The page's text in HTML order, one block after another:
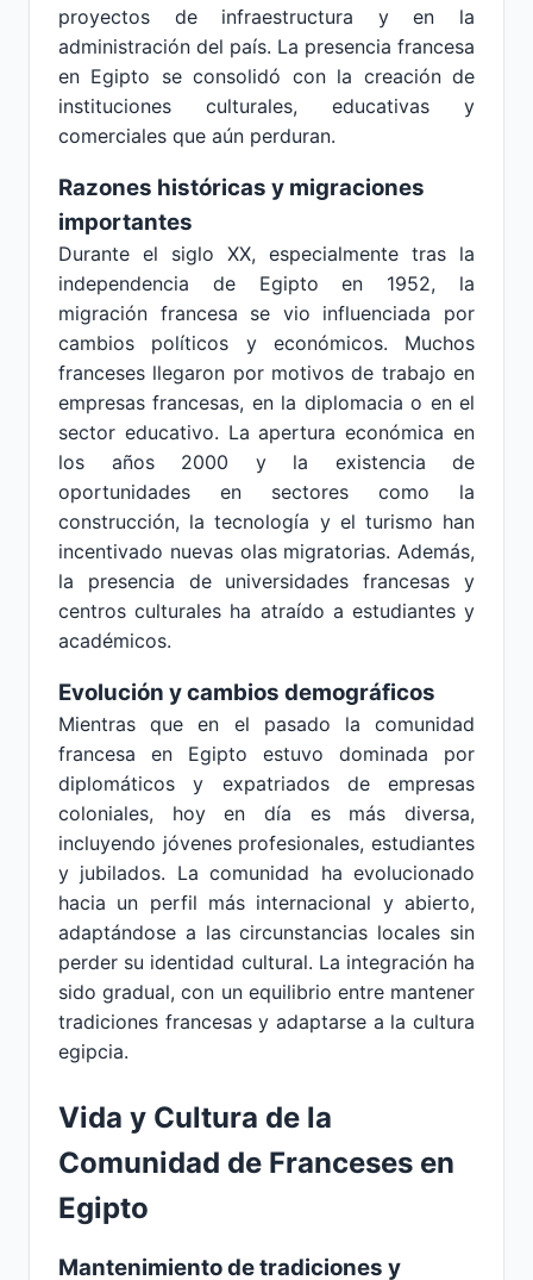
proyectos de infraestructura y en la
administración del país. La presencia francesa
en Egipto se consolidó con la creación de
instituciones culturales, educativas y
comerciales que aún perduran.
Razones históricas y migraciones
importantes
Durante el siglo XX, especialmente tras la
independencia de Egipto en 1952, la
migración francesa se vio influenciada por
cambios políticos y económicos. Muchos
franceses llegaron por motivos de trabajo en
empresas francesas, en la diplomacia o en el
sector educativo. La apertura económica en
los años 2000 y la existencia de
oportunidades en sectores como la
construcción, la tecnología y el turismo han
incentivado nuevas olas migratorias. Además,
la presencia de universidades francesas y
centros culturales ha atraído a estudiantes y
académicos.
Evolución y cambios demográficos
Mientras que en el pasado la comunidad
francesa en Egipto estuvo dominada por
diplomáticos y expatriados de empresas
coloniales, hoy en día es más diversa,
incluyendo jóvenes profesionales, estudiantes
y jubilados. La comunidad ha evolucionado
hacia un perfil más internacional y abierto,
adaptándose a las circunstancias locales sin
perder su identidad cultural. La integración ha
sido gradual, con un equilibrio entre mantener
tradiciones francesas y adaptarse a la cultura
egipcia.
Vida y Cultura de la
Comunidad de Franceses en
Egipto
Mantenimiento de tradiciones y